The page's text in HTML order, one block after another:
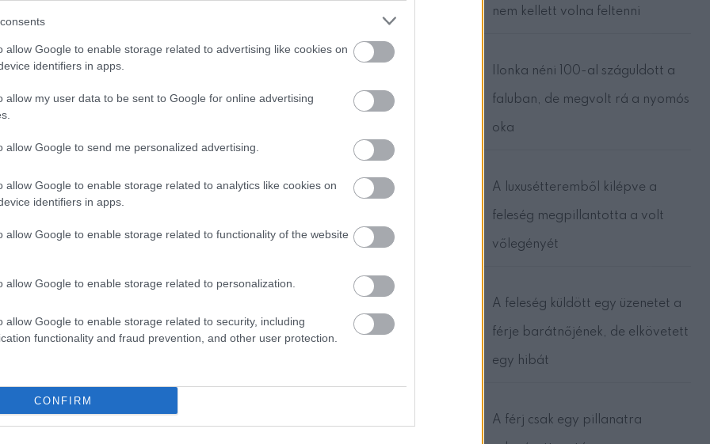
allow Google to enable storage related to advertising like cookies on
identifiers in apps.
allow my user data to be sent to Google for online advertising
allow Google to send me personalized advertising.
allow Google to enable storage related to analytics like cookies on
identifiers in apps.
allow Google to enable storage related to functionality of the website
allow Google to enable storage related to personalization.
allow Google to enable storage related to security, including
functionality and fraud prevention, and other user protection.
CONFIRM
A feleségem ikreknek
teljesen…
felvettem egy…
egyik…
a
Süti és Cookie
A 15 éves lányom
teljesen megőszült a
Az új doktornő
hatására felbolydult a
nem kellett volna feltenni
Ilonka néni 100-al száguldott a
faluban, de megvolt rá a nyomós
oka
A luxusétteremből kilépve a
feleség megpillantotta a volt
vőlegényét
A feleség küldött egy üzenetet a
férje barátnőjének, de elkövetett
egy hibát
A férj csak egy pillanatra